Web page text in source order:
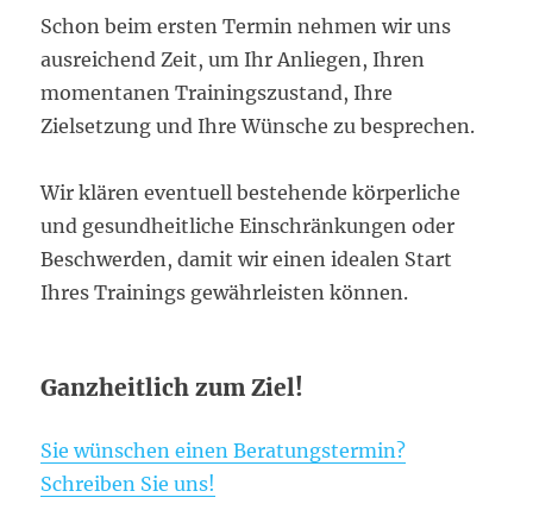
Schon beim ersten Termin nehmen wir uns
ausreichend Zeit, um Ihr Anliegen, Ihren
momentanen Trainingszustand, Ihre
Zielsetzung und Ihre Wünsche zu besprechen.
Wir klären eventuell bestehende körperliche
und gesundheitliche Einschränkungen oder
Beschwerden, damit wir einen idealen Start
Ihres Trainings gewährleisten können.
Ganzheitlich zum Ziel!
Sie wünschen einen Beratungstermin?
Schreiben Sie uns!